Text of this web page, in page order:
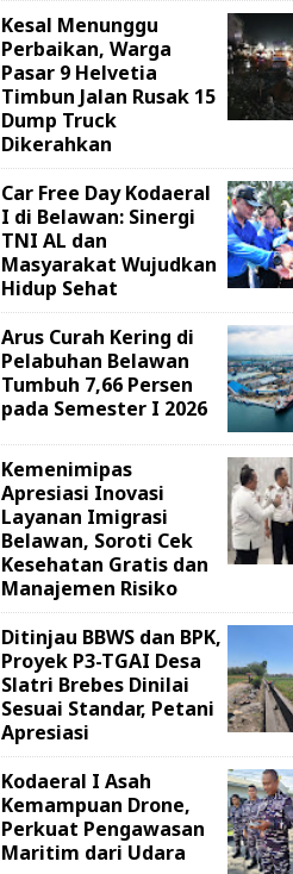
Kesal Menunggu
Perbaikan, Warga
Pasar 9 Helvetia
Timbun Jalan Rusak 15
Dump Truck
Dikerahkan
Car Free Day Kodaeral
I di Belawan: Sinergi
TNI AL dan
Masyarakat Wujudkan
Hidup Sehat
Arus Curah Kering di
Pelabuhan Belawan
Tumbuh 7,66 Persen
pada Semester I 2026
Kemenimipas
Apresiasi Inovasi
Layanan Imigrasi
Belawan, Soroti Cek
Kesehatan Gratis dan
Manajemen Risiko
Ditinjau BBWS dan BPK,
Proyek P3-TGAI Desa
Slatri Brebes Dinilai
Sesuai Standar, Petani
Apresiasi
Kodaeral I Asah
Kemampuan Drone,
Perkuat Pengawasan
Maritim dari Udara